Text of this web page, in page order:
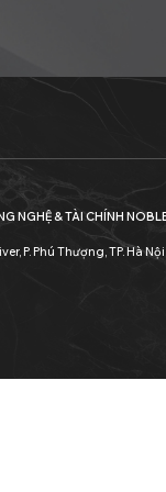
NGHỆ & TÀI CHÍNH
P. Phú Thượng, TP. Hà Nội